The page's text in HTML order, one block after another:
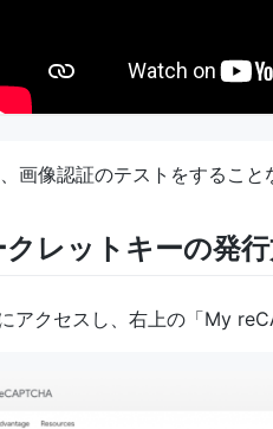
画像認証のテストをするこ
レットキーの発
アクセスし、右上の「My